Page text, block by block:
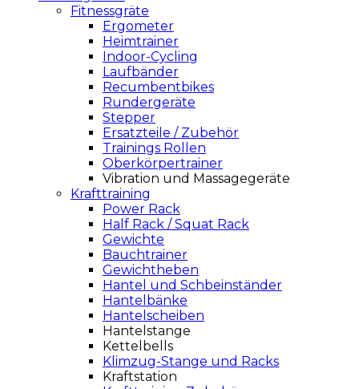
Fitnessgräte
Ergometer
Heimtrainer
Indoor-Cycling
Laufbänder
Recumbentbikes
Rundergeräte
Stepper
Ersatzteile / Zubehör
Trainings Rollen
Oberkörpertrainer
Vibration und Massagegeräte
Krafttraining
Power Rack
Half Rack / Squat Rack
Gewichte
Bauchtrainer
Gewichtheben
Hantel und Schbeinständer
Hantelbänke
Hantelscheiben
Hantelstange
Kettelbells
Klimzug-Stange und Racks
Kraftstation